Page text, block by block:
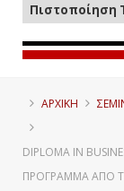
Πιστοποίηση
ΑΡΧΙΚΗ
DIPLOMA IN
ΠΡΌΓΡΑΜΜΑ ΑΠΌ